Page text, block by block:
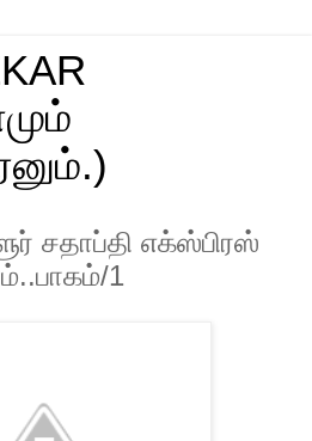
சதாப்தி எக்ஸ்பிரஸ்
1